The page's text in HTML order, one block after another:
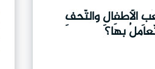
الأطفالِ والتّحفِ
بهَا؟